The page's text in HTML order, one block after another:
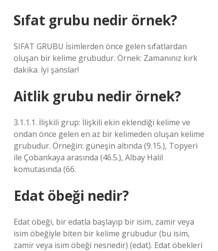
Sıfat grubu nedir örnek?
SIFAT GRUBU İsimlerden önce gelen sıfatlardan
oluşan bir kelime grubudur. Örnek: Zamanınız kırk
dakika. İyi şanslar!
Aitlik grubu nedir örnek?
3.1.1.1. İlişkili grup: İlişkili ekin eklendiği kelime ve
ondan önce gelen en az bir kelimeden oluşan kelime
grubudur. Örneğin: güneşin altında (9.15.), Topyeri
ile Çobankaya arasında (46.5.), Albay Halil
komutasında (66.
Edat öbeği nedir?
Edat öbeği, bir edatla başlayıp bir isim, zamir veya
isim öbeğiyle biten bir kelime grubudur (bu isim,
zamir veya isim öbeği nesnedir) (edat). Edat öbekleri